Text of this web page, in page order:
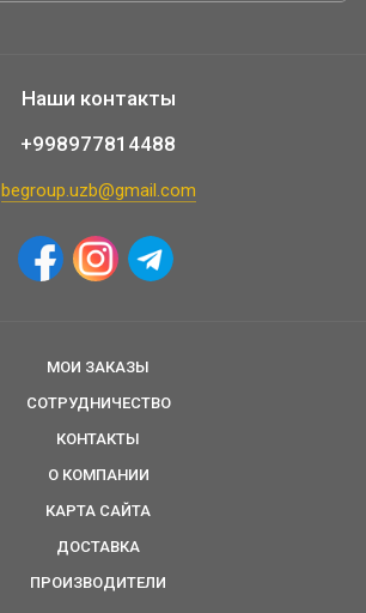
Наши контакты
+998977814488
begroup.uzb@gmail.com
МОИ ЗАКАЗЫ
СОТРУДНИЧЕСТВО
КОНТАКТЫ
О КОМПАНИИ
КАРТА САЙТА
ДОСТАВКА
ПРОИЗВОДИТЕЛИ